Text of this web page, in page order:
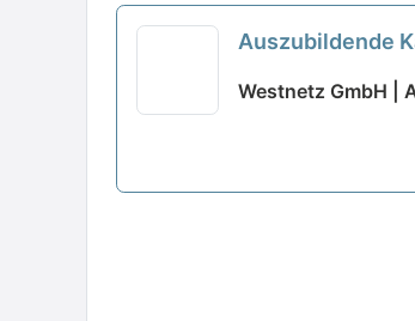
Auszubildende
Westnetz GmbH |